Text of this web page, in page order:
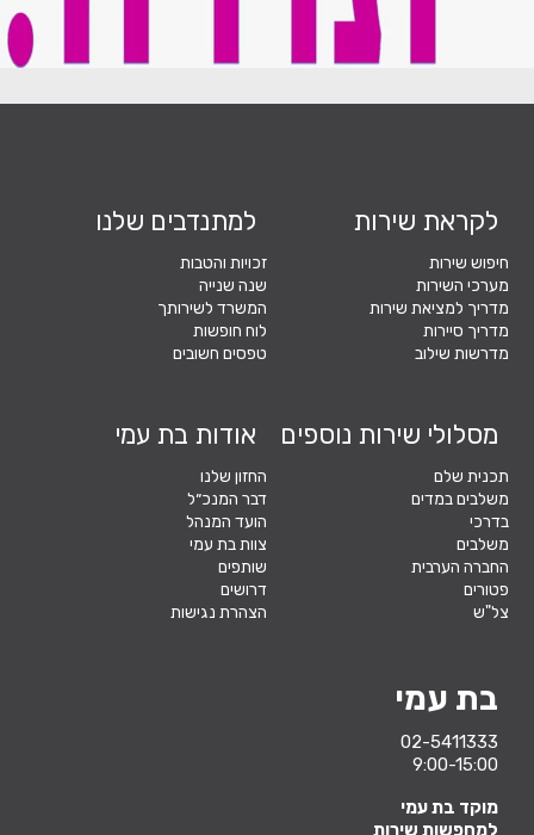
בת עמי
02-5411333
9:00-15:00
מוקד בת עמי
למחפשות שירות
לקראת שירות
חיפוש שירות
מערכי השירות
מדריך למציאת שירות
מדריך סיירות
מדרשות שילוב
למתנדבים שלנו
זכויות והטבות
שנה שנייה
המשרד לשירותך
לוח חופשות
טפסים חשובים
מסלולי שירות נוספים
תכנית שלם
משלבים במדים
בדרכי
משלבים
החברה הערבית
פטורים
צל"ש
אודות בת עמי
החזון שלנו
דבר המנכ״ל
הועד המנהל
צוות בת עמי
שותפים
דרושים
הצהרת נגישות